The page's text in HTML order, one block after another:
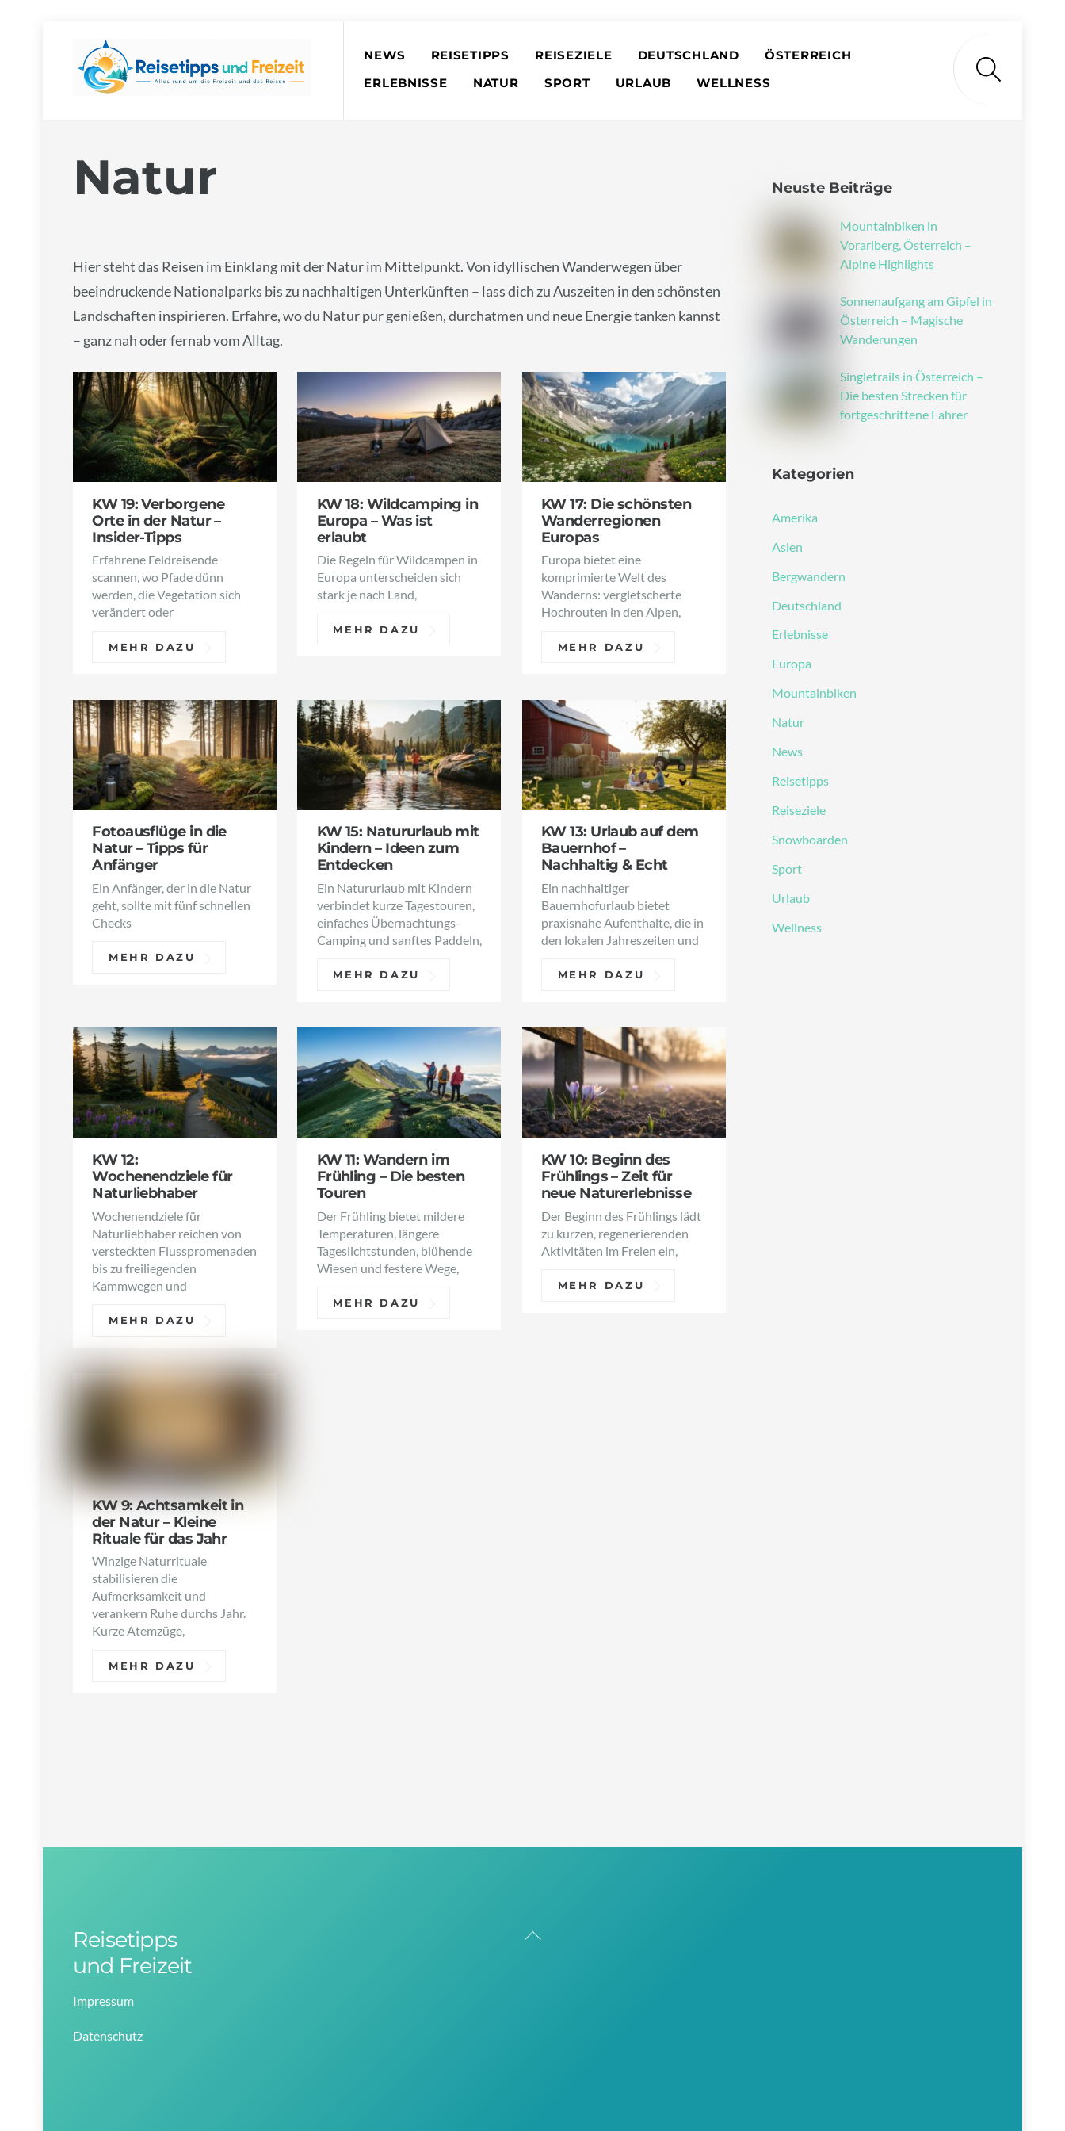
NEWS REISETIPPS REISEZIELE DEUTSCHLAND
ÖSTERREICH
ERLEBNISSE
NATUR SPORT URLAUB WELLNESS
Natur
Hier steht das Reisen im Einklang mit der Natur im Mittelpunkt. Von idyllischen Wanderwegen über
beeindruckende Nationalparks bis zu nachhaltigen Unterkünften – lass dich zu Auszeiten in den schönsten
Landschaften inspirieren. Erfahre, wo du Natur pur genießen, durchatmen und neue Energie tanken kannst
– ganz nah oder fernab vom Alltag.
KW 19: Verborgene
Orte in der Natur –
Insider-Tipps
Erfahrene Feldreisende
scannen, wo Pfade dünn
werden, die Vegetation sich
verändert oder
MEHR DAZU
KW 18: Wildcamping in
Europa – Was ist
erlaubt
Die Regeln für Wildcampen in
Europa unterscheiden sich
stark je nach Land,
MEHR DAZU
KW 17: Die schönsten
Wanderregionen
Europas
Europa bietet eine
komprimierte Welt des
Wanderns: vergletscherte
Hochrouten in den Alpen,
MEHR DAZU
Fotoausflüge in die
Natur – Tipps für
Anfänger
Ein Anfänger, der in die Natur
geht, sollte mit fünf schnellen
Checks
MEHR DAZU
KW 15: Natururlaub mit
Kindern – Ideen zum
Entdecken
Ein Natururlaub mit Kindern
verbindet kurze Tagestouren,
einfaches Übernachtungs-
Camping und sanftes Paddeln,
MEHR DAZU
KW 13: Urlaub auf dem
Bauernhof –
Nachhaltig & Echt
Ein nachhaltiger
Bauernhofurlaub bietet
praxisnahe Aufenthalte, die in
den lokalen Jahreszeiten und
MEHR DAZU
KW 12:
Wochenendziele für
Naturliebhaber
Wochenendziele für
Naturliebhaber reichen von
versteckten Flusspromenaden
bis zu freiliegenden
Kammwegen und
MEHR DAZU
KW 11: Wandern im
Frühling – Die besten
Touren
Der Frühling bietet mildere
Temperaturen, längere
Tageslichtstunden, blühende
Wiesen und festere Wege,
MEHR DAZU
KW 10: Beginn des
Frühlings – Zeit für
neue Naturerlebnisse
Der Beginn des Frühlings lädt
zu kurzen, regenerierenden
Aktivitäten im Freien ein,
MEHR DAZU
KW 9: Achtsamkeit in
der Natur – Kleine
Rituale für das Jahr
Winzige Naturrituale
stabilisieren die
Aufmerksamkeit und
verankern Ruhe durchs Jahr.
Kurze Atemzüge,
MEHR DAZU
Neuste Beiträge
Mountainbiken in
Vorarlberg, Österreich –
Alpine Highlights
Sonnenaufgang am Gipfel in
Österreich – Magische
Wanderungen
Singletrails in Österreich –
Die besten Strecken für
fortgeschrittene Fahrer
Kategorien
Amerika
Asien
Bergwandern
Deutschland
Erlebnisse
Europa
Mountainbiken
Natur
News
Reisetipps
Reiseziele
Snowboarden
Sport
Urlaub
Wellness
Back
Reisetipps
und Freizeit
Impressum
Datenschutz